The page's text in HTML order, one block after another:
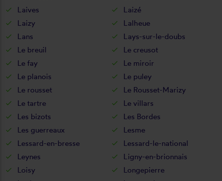
Laives
Laizé
Laizy
Lalheue
Lans
Lays-sur-le-doubs
Le breuil
Le creusot
Le fay
Le miroir
Le planois
Le puley
Le rousset
Le Rousset-Marizy
Le tartre
Le villars
Les bizots
Les Bordes
Les guerreaux
Lesme
Lessard-en-bresse
Lessard-le-national
Leynes
Ligny-en-brionnais
Loisy
Longepierre